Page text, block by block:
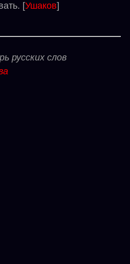
[Ушаков]
русских слов